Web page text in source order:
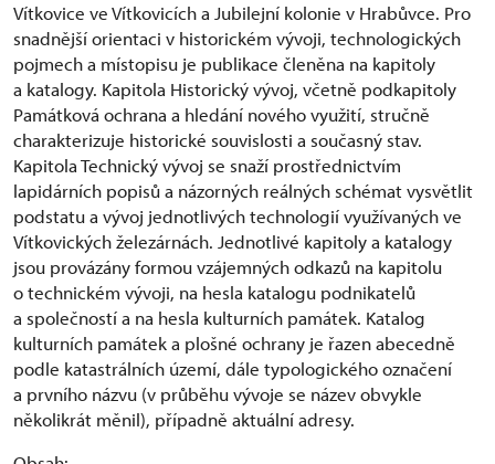
Vítkovice ve Vítkovicích a Jubilejní kolonie v Hrabůvce. Pro
snadnější orientaci v historickém vývoji, technologických
pojmech a místopisu je publikace členěna na kapitoly
a katalogy. Kapitola Historický vývoj, včetně podkapitoly
Památková ochrana a hledání nového využití, stručně
charakterizuje historické souvislosti a současný stav.
Kapitola Technický vývoj se snaží prostřednictvím
lapidárních popisů a názorných reálných schémat vysvětlit
podstatu a vývoj jednotlivých technologií využívaných ve
Vítkovických železárnách. Jednotlivé kapitoly a katalogy
jsou provázány formou vzájemných odkazů na kapitolu
o technickém vývoji, na hesla katalogu podnikatelů
a společností a na hesla kulturních památek. Katalog
kulturních památek a plošné ochrany je řazen abecedně
podle katastrálních území, dále typologického označení
a prvního názvu (v průběhu vývoje se název obvykle
několikrát měnil), případně aktuální adresy.